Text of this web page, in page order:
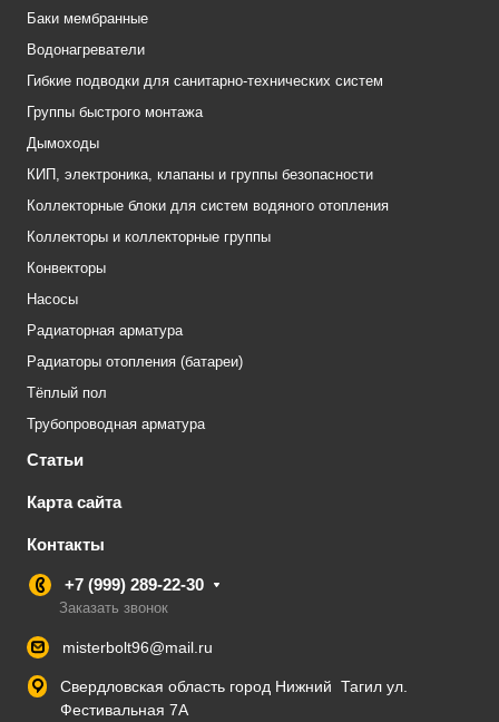
Баки мембранные
Водонагреватели
Гибкие подводки для санитарно-технических систем
Группы быстрого монтажа
Дымоходы
КИП, электроника, клапаны и группы безопасности
Коллекторные блоки для систем водяного отопления
Коллекторы и коллекторные группы
Конвекторы
Насосы
Радиаторная арматура
Радиаторы отопления (батареи)
Тёплый пол
Трубопроводная арматура
Статьи
Карта сайта
Контакты
+7 (999) 289-22-30
Заказать звонок
misterbolt96@mail.ru
Свердловская область город Нижний Тагил ул.
Фестивальная 7А